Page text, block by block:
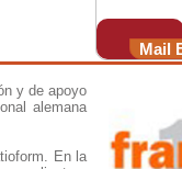
Mail
y de apoyo
alemana
En la